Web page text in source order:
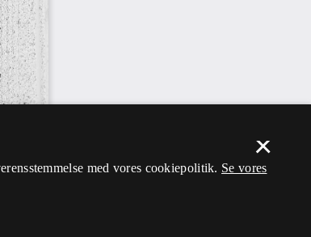
×
med vores cookiepolitik. Se vores